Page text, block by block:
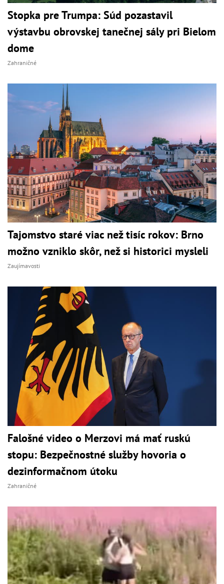
Stopka pre Trumpa: Súd pozastavil
výstavbu obrovskej tanečnej sály pri Bielom
dome
Zahraničné
Tajomstvo staré viac než tisíc rokov: Brno
možno vzniklo skôr, než si historici mysleli
Zaujímavosti
Falošné video o Merzovi má mať ruskú
stopu: Bezpečnostné služby hovoria o
dezinformačnom útoku
Zahraničné